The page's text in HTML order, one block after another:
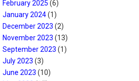
February 2025 (6)
January 2024(1)
December 2023 (2)
November 2023 (13)
September 2023 (1)
July 2023 (3)
June 2023 (10)